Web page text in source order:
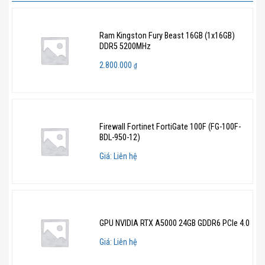
Ram Kingston Fury Beast 16GB (1x16GB)
DDR5 5200MHz
2.800.000 ₫
Firewall Fortinet FortiGate 100F (FG-100F-
BDL-950-12)
Giá: Liên hệ
GPU NVIDIA RTX A5000 24GB GDDR6 PCIe 4.0
Giá: Liên hệ